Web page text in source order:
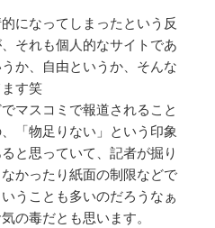
になってしまったという反
それも個人的なサイトであ
か、自由というか、そんな
す笑
マスコミで報道されること
「物足りない」という印象
と思っていて、記者が掘り
かったり紙面の制限などで
うことも多いのだろうなぁ
の毒だとも思います。